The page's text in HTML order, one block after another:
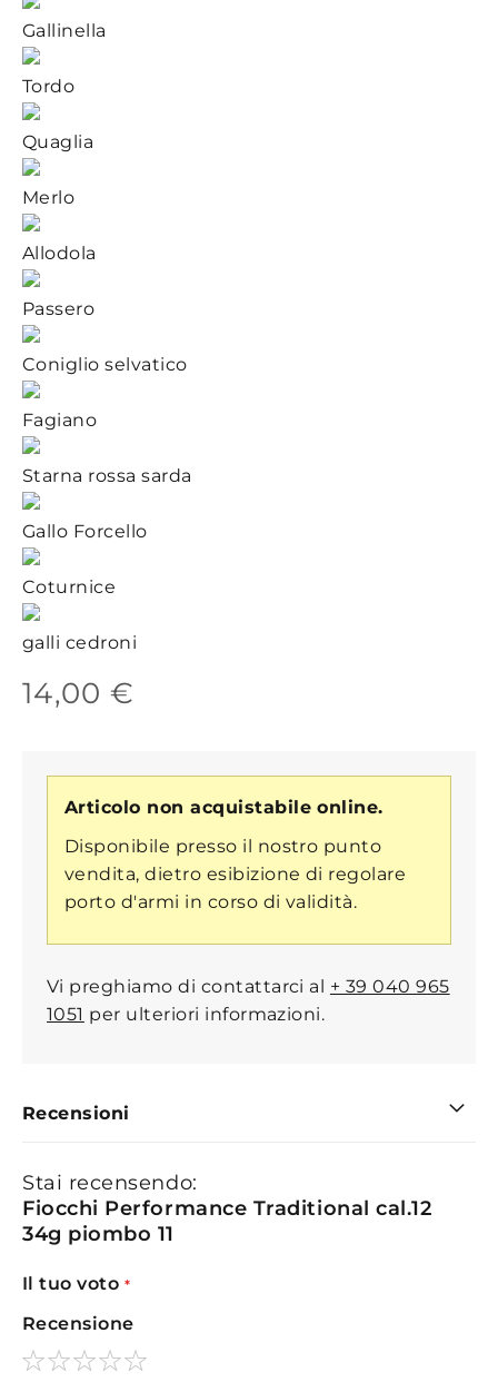
Gallinella
Tordo
Quaglia
Merlo
Allodola
Passero
Coniglio selvatico
Fagiano
Starna rossa sarda
Gallo Forcello
Coturnice
galli cedroni
14,00 €
Articolo non acquistabile online.
Disponibile presso il nostro punto
vendita, dietro esibizione di regolare
porto d'armi in corso di validità.
Vi preghiamo di contattarci al + 39 040 965
1051 per ulteriori informazioni.
Recensioni
Stai recensendo:
Fiocchi Performance Traditional cal.12
34g piombo 11
Il tuo voto
Recensione